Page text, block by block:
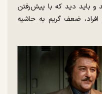
باید دید که با پیش‌رفتن
ضعف گریم به حاشیه